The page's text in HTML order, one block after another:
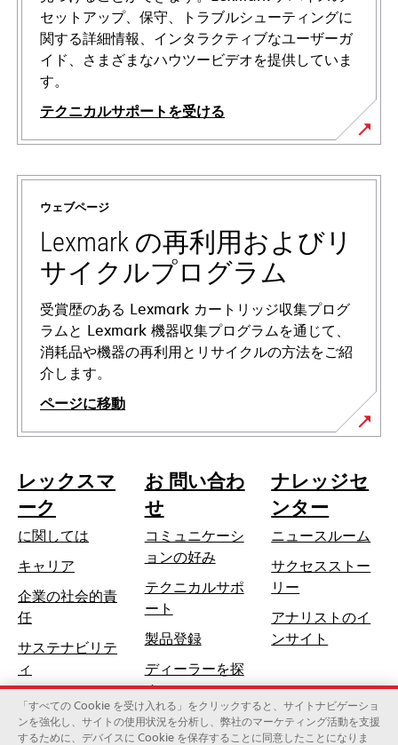
セットアップ、保守、トラブルシューティングに
関する詳細情報、インタラクティブなユーザーガ
イド、さまざまなハウツービデオを提供していま
す。
テクニカルサポートを受ける
新
し
ウェブページ
Lexmark の再利用およびリ
サイクルプログラム
受賞歴のある Lexmark カートリッジ収集プログ
ラムと Lexmark 機器収集プログラムを通じて、
消耗品や機器の再利用とリサイクルの方法をご紹
介します。
ページに移動
レックスマ
ーク
に関しては
キャリア
企業の社会的責
任新
い
タ
ブ
で
サステナビリテ
ィ
お 問い合わ
せ
コミュニケーシ
ョンの好み
テクニカルサポ
ート
し
い
タ
ブ
で
開
製品登録
ディーラーを探
す
ナレッジセ
ンター
ニュースルーム
サクセスストー
リー
アナリストのイ
ンサイト
「すべての Cookie を受け入れる」をクリックすると、サイトナビゲーショ
ンを強化し、サイトの使用状況を分析し、弊社のマーケティング活動を支援
するために、デバイスに Cookie を保存することに同意したことになりま